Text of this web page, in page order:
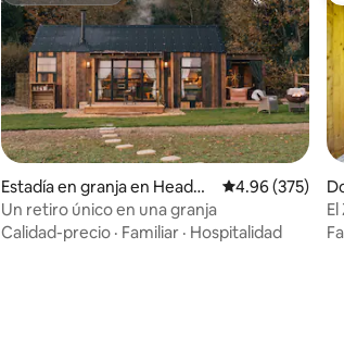
Estadía en granja en Headbo
urne Worthy
Calificación
4.96 (375)
Un retiro único en una granja
Calidad-precio · Familiar · Hospitalidad